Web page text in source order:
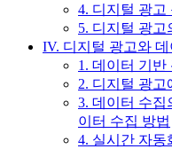
4. 디지털 광고
5. 디지털 광고
IV. 디지털 광고와 데
1. 데이터 기반
2. 디지털 광
3. 데이터 수집
이터 수집 방법
4. 실시간 자동